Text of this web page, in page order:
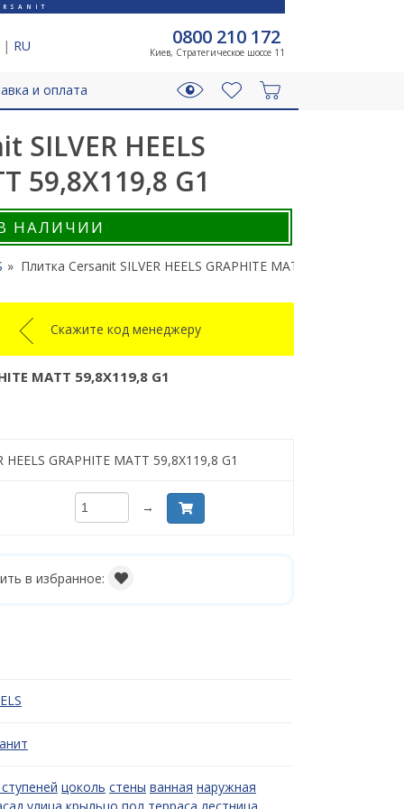
| RU 0800 210 172
Киев, Стратегическое шоссе 11
и оплата
SILVER HEELS
59,8X119,8 G1
НАЛИЧИИ
Плитка Cersanit SILVER HEELS GRAPHITE MATT 59,8X119,8 G1
Скажите код менеджеру
MATT 59,8X119,8 G1
GRAPHITE MATT 59,8X119,8 G1
→
в избранное:
цоколь стены ванная наружная